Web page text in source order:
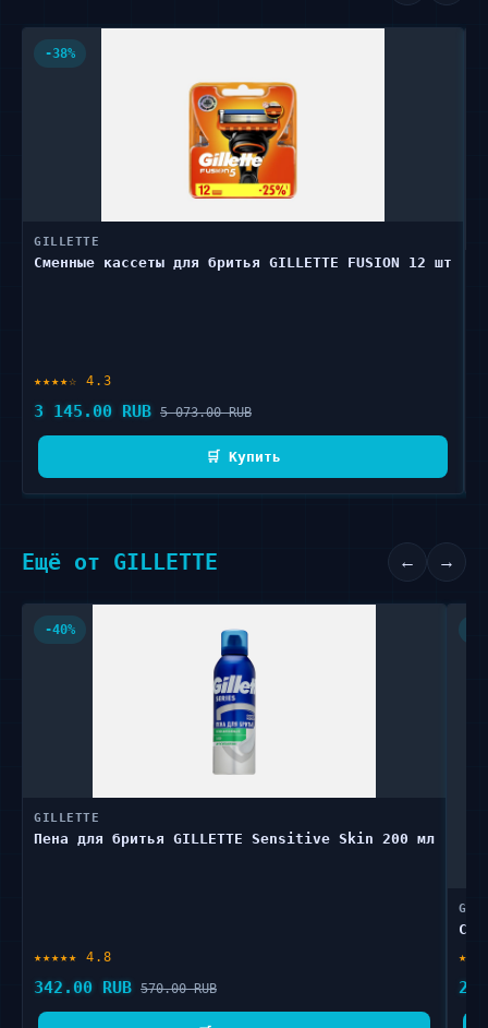
-38%
GILLETTE
Сменные кассеты для бритья GILLETTE FUSION 12 шт
★★★★☆ 4.3
3 145.00 RUB 5 073.00 RUB
🛒 Купить
Ещё от GILLETTE ← →
-40%
GILLETTE
Пена для бритья GILLETTE Sensitive Skin 200 мл
★★★★★ 4.8
342.00 RUB 570.00 RUB